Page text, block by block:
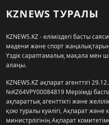
KZNEWS ТУРАЛЫ
KZNEWS.KZ - еліміздегі басты
мәдени және спорт
Үздік сараптамалық мақала мен
алаңы.
KZNEWS.KZ ақпарат агенттігі
№KZ64VPY00084819 Мерзімді
ақпараттық агенттікті және
қою туралы куәлігі, Ақпарат
министрлігінің Ақпарат